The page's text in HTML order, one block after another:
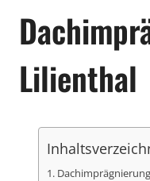
Lilienthal